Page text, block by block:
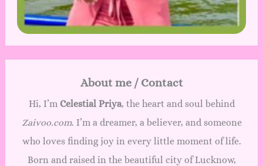
About me / Contact
Hi, I’m Celestial Priya, the heart and soul behind
Zaivoo.com. I’m a dreamer, a believer, and someone
who loves finding joy in every little moment of life.
Born and raised in the beautiful city of Lucknow,